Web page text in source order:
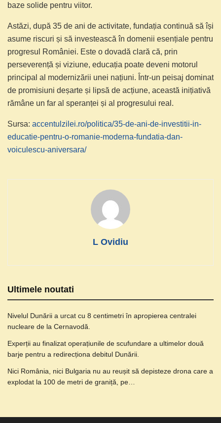
baze solide pentru viitor.
Astăzi, după 35 de ani de activitate, fundația continuă să își
asume riscuri și să investească în domenii esențiale pentru
progresul României. Este o dovadă clară că, prin
perseverență și viziune, educația poate deveni motorul
principal al modernizării unei națiuni. Într-un peisaj dominat
de promisiuni deșarte și lipsă de acțiune, această inițiativă
rămâne un far al speranței și al progresului real.
Sursa: accentulzilei.ro/politica/35-de-ani-de-investitii-in-
educatie-pentru-o-romanie-moderna-fundatia-dan-
voiculescu-aniversara/
L Ovidiu
Ultimele noutati
Nivelul Dunării a urcat cu 8 centimetri în apropierea centralei
nucleare de la Cernavodă.
Experții au finalizat operațiunile de scufundare a ultimelor două
barje pentru a redirecționa debitul Dunării.
Nici România, nici Bulgaria nu au reușit să depisteze drona care a
explodat la 100 de metri de graniță, pe…